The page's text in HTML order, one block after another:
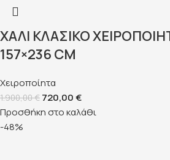
ΧΑΛΊ ΚΛΑΣΙΚΌ
157×236 CM
Χειροποίητα
1.900,00€ 720,00€
Προσθήκη στο καλάθι
-48%